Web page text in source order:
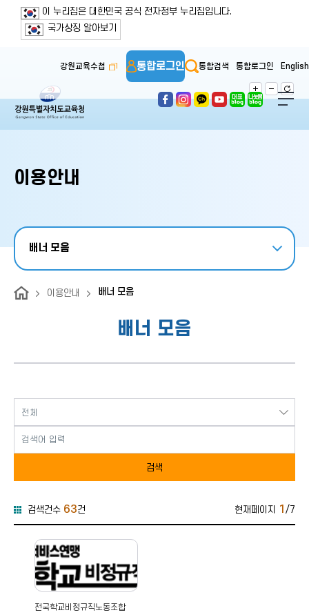
본문 바로가기
주메뉴 바로가기
보조메뉴 바로가기
푸터 바로가기
이 누리집은 대한민국 공식 전자정부 누리집입니다.
국가상징 알아보기
강원교육수첩 통합로그인 통합검색 통합로그인 English
이용안내
배너 모음
이용안내 배너 모음
배너 모음
검색
검색건수 63건 현재페이지 1 /7
전국학교비정규직노동조합